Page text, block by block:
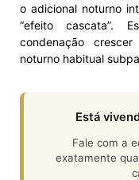
o adicional noturno
“efeito cascata”.
condenação
noturno habitual
Está
Fale com a
exatamente